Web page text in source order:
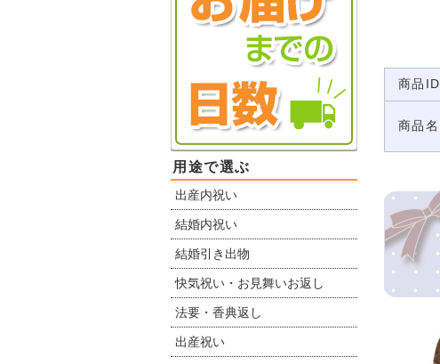
商品ID
商品名
用途で選ぶ
出産内祝い
結婚内祝い
結婚引き出物
快気祝い・お見舞いお返し
法要・香典返し
出産祝い